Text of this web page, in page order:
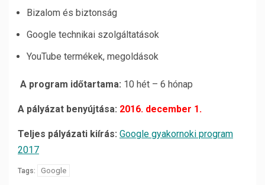
Bizalom és biztonság
Google technikai szolgáltatások
YouTube termékek, megoldások
A program időtartama: 10 hét – 6 hónap
A pályázat benyújtása: 2016. december 1.
Teljes pályázati kiírás: Google gyakornoki program
2017
Tags: Google